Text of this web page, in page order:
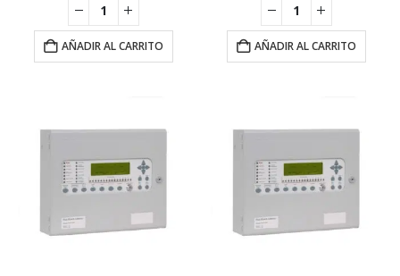
AÑADIR AL CARRITO AÑADIR AL CARRITO